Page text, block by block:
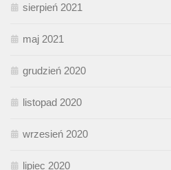
sierpień 2021
maj 2021
grudzień 2020
listopad 2020
wrzesień 2020
lipiec 2020